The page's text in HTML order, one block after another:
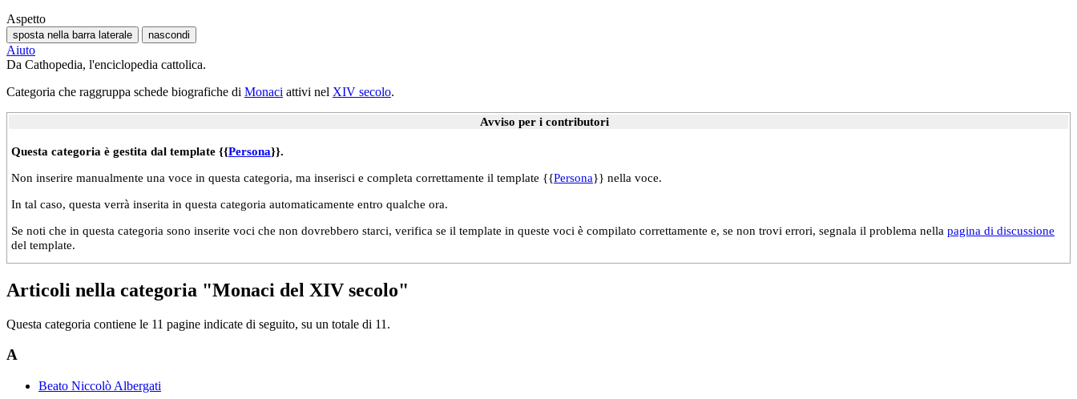
Aspetto
sposta nella barra laterale nascondi
Aiuto
Da Cathopedia, l'enciclopedia cattolica.
Categoria che raggruppa schede biografiche di Monaci attivi nel XIV secolo.
Avviso per i contributori
Questa categoria è gestita dal template {{Persona}}.
Non inserire manualmente una voce in questa categoria, ma inserisci e completa correttamente il template {{Persona}} nella voce.
In tal caso, questa verrà inserita in questa categoria automaticamente entro qualche ora.
Se noti che in questa categoria sono inserite voci che non dovrebbero starci, verifica se il template in queste voci è compilato correttamente e, se non trovi errori, segnala il problema nellapagina di discussione
del template.
Articoli nella categoria "Monaci del XIV secolo"
Questa categoria contiene le 11 pagine indicate di seguito, su un totale di 11.
A
Beato Niccolò Albergati